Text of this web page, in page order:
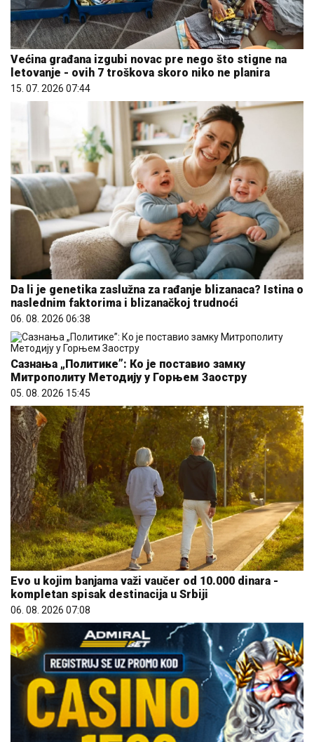
Većina građana izgubi novac pre nego što stigne na
letovanje - ovih 7 troškova skoro niko ne planira
15. 07. 2026 07:44
Da li je genetika zaslužna za rađanje blizanaca? Istina o
naslednim faktorima i blizanačkoj trudnoći
06. 08. 2026 06:38
Сазнања „Политике”: Ко је поставио замку
Митрополиту Методију у Горњем Заостру
05. 08. 2026 15:45
Evo u kojim banjama važi vaučer od 10.000 dinara -
kompletan spisak destinacija u Srbiji
06. 08. 2026 07:08